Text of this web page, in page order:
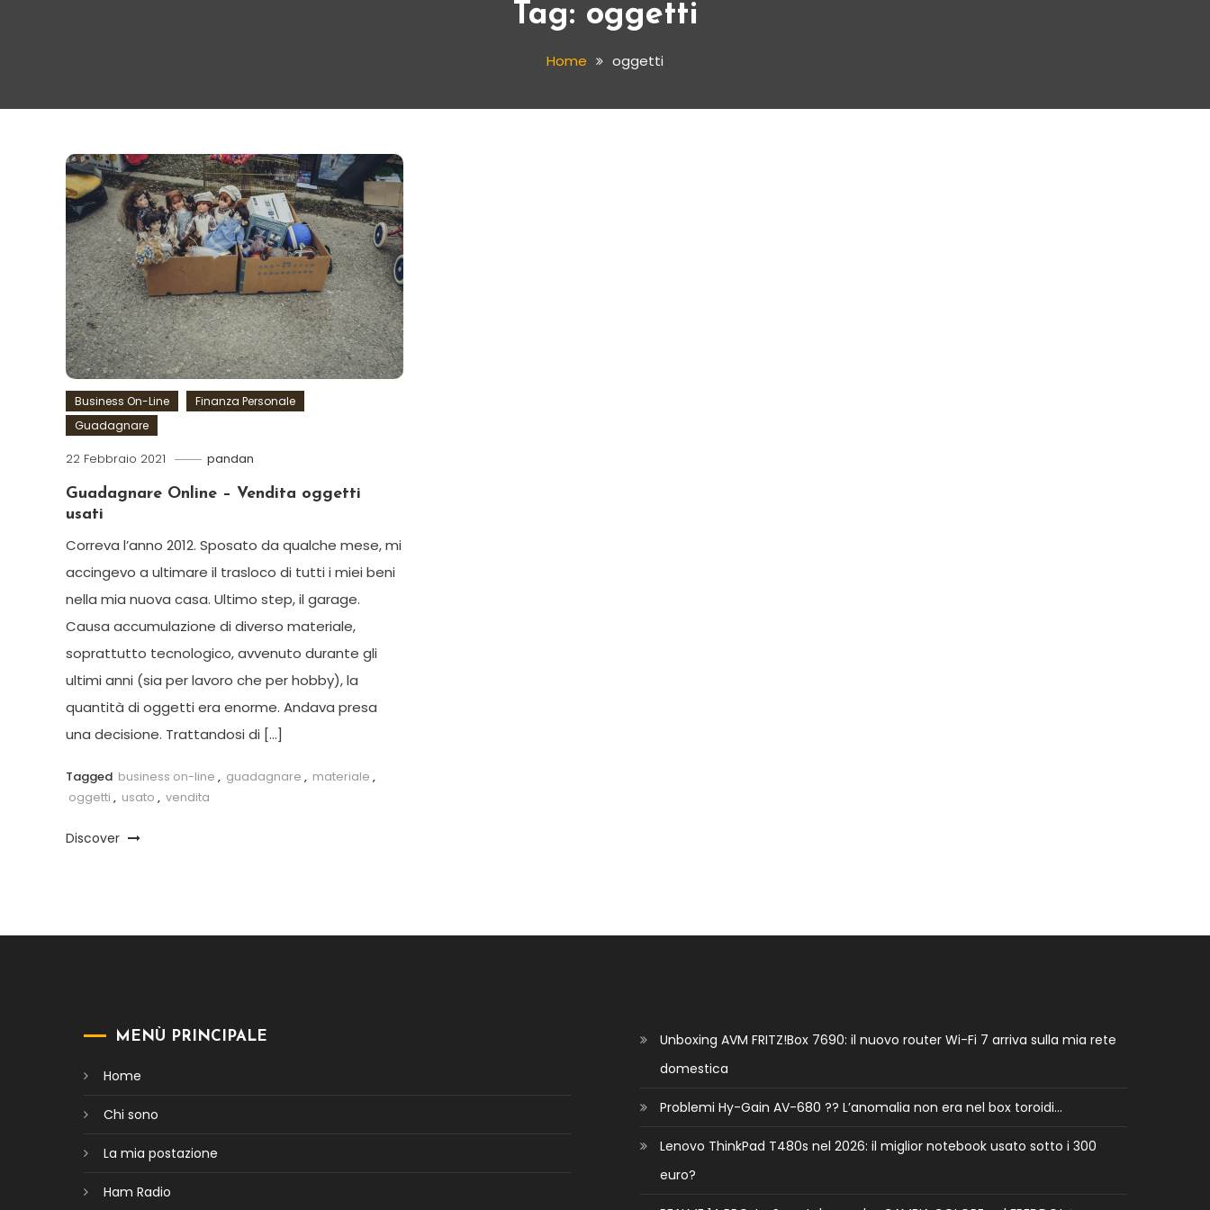
Tag: oggetti
Home oggetti
Business On-Line
Finanza Personale
Guadagnare
22 Febbraio 2021 pandan
Guadagnare Online – Vendita oggetti
usati
Correva l’anno 2012. Sposato da qualche mese, mi
accingevo a ultimare il trasloco di tutti i miei beni
nella mia nuova casa. Ultimo step, il garage.
Causa accumulazione di diverso materiale,
soprattutto tecnologico, avvenuto durante gli
ultimi anni (sia per lavoro che per hobby), la
quantità di oggetti era enorme. Andava presa
una decisione. Trattandosi di […]
Tagged business on-line , guadagnare , materiale ,
oggetti , usato , vendita
Discover
MENÙ PRINCIPALE
Home
Chi sono
La mia postazione
Ham Radio
Unboxing AVM FRITZ!Box 7690: il nuovo router Wi-Fi 7 arriva sulla mia rete
domestica
Problemi Hy-Gain AV-680 ?? L’anomalia non era nel box toroidi…
Lenovo ThinkPad T480s nel 2026: il miglior notebook usato sotto i 300
euro?